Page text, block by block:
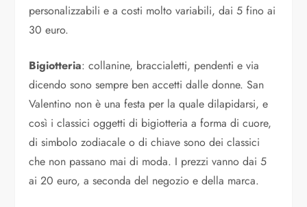
personalizzabili e a costi molto variabili, dai 5 fino ai
30 euro.
Bigiotteria: collanine, braccialetti, pendenti e via
dicendo sono sempre ben accetti dalle donne. San
Valentino non è una festa per la quale dilapidarsi, e
così i classici oggetti di bigiotteria a forma di cuore,
di simbolo zodiacale o di chiave sono dei classici
che non passano mai di moda. I prezzi vanno dai 5
ai 20 euro, a seconda del negozio e della marca.